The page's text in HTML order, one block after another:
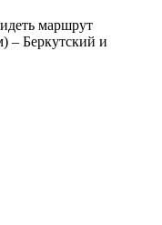
маршрут
– Беркутский и